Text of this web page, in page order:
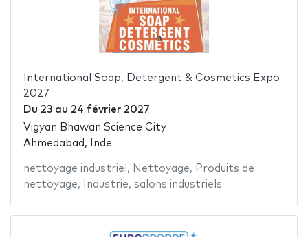
International Soap, Detergent & Cosmetics Expo
2027
Du 23au 24 février 2027
Vigyan Bhawan Science City
Ahmedabad, Inde
nettoyage industriel , Nettoyage, Produits de
nettoyage, Industrie, salons industriels